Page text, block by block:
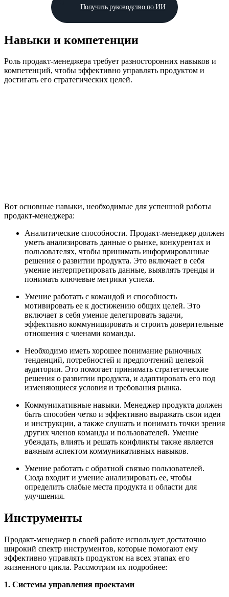
Получить руководство по ИИ
Навыки и компетенции
Роль продакт-менеджера требует разносторонних навыков и
компетенций, чтобы эффективно управлять продуктом и
достигать его стратегических целей.
Вот основные навыки, необходимые для успешной работы
продакт-менеджера:
Аналитические способности. Продакт-менеджер должен
уметь анализировать данные о рынке, конкурентах и
пользователях, чтобы принимать информированные
решения о развитии продукта. Это включает в себя
умение интерпретировать данные, выявлять тренды и
понимать ключевые метрики успеха.
Умение работать с командой и способность
мотивировать ее к достижению общих целей. Это
включает в себя умение делегировать задачи,
эффективно коммуницировать и строить доверительные
отношения с членами команды.
Необходимо иметь хорошее понимание рыночных
тенденций, потребностей и предпочтений целевой
аудитории. Это помогает принимать стратегические
решения о развитии продукта, и адаптировать его под
изменяющиеся условия и требования рынка.
Коммуникативные навыки. Менеджер продукта должен
быть способен четко и эффективно выражать свои идеи
и инструкции, а также слушать и понимать точки зрения
других членов команды и пользователей. Умение
убеждать, влиять и решать конфликты также является
важным аспектом коммуникативных навыков.
Умение работать с обратной связью пользователей.
Сюда входит и умение анализировать ее, чтобы
определить слабые места продукта и области для
улучшения.
Инструменты
Продакт-менеджер в своей работе использует достаточно
широкий спектр инструментов, которые помогают ему
эффективно управлять продуктом на всех этапах его
жизненного цикла. Рассмотрим их подробнее:
1. Системы управления проектами